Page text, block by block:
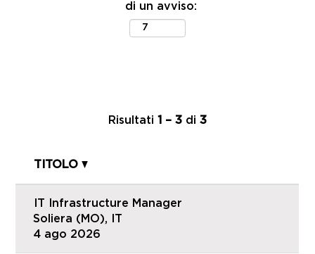
di un avviso:
Risultati 1 – 3di 3
TITOLO
IT Infrastructure Manager
Soliera (MO), IT
4 ago 2026